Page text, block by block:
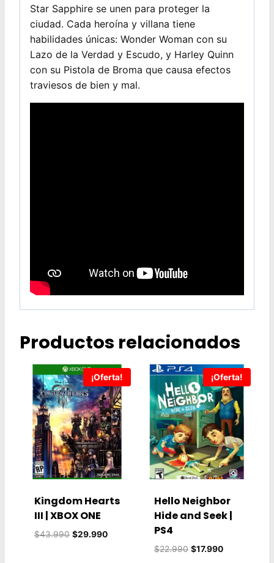
Star Sapphire se unen para proteger la
ciudad. Cada heroína y villana tiene
habilidades únicas: Wonder Woman con su
Lazo de la Verdad y Escudo, y Harley Quinn
con su Pistola de Broma que causa efectos
traviesos de bien y mal.
Productos relacionados
¡Oferta!
Kingdom Hearts
III | XBOX ONE
$43.990 El
$29.990El
¡Oferta!
Hello Neighbor
Hide and Seek |
PS4
$22.990 El
$17.990El